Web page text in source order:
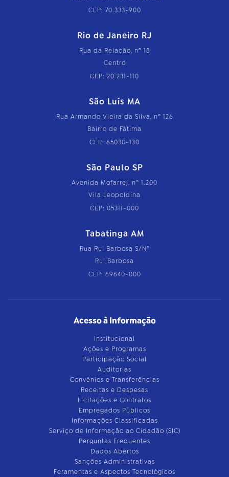
CEP: 70.333-900
Rio de Janeiro RJ
Rua da Relação, nº 18
Centro
CEP: 20.231-110
São Luís MA
Rua Armando Vieira da Silva, nº 126
Bairro de Fátima
CEP: 65030-130
São Paulo SP
Avenida Mofarrej, nº 1.200
Vila Leopoldina
CEP: 05311-000
Tabatinga AM
Rua Rui Barbosa S/Nº
Rui Barbosa
CEP: 69640-000
Acesso à Informação
Institucional
Ações e Programas
Participação Social
Auditorias
Convênios e Transferências
Receitas e Despesas
Licitações e Contratos
Empregados Públicos
Informações Classificadas
Serviço de Informação ao Cidadão (SIC)
Perguntas Frequentes
Dados Abertos
Sanções Administrativas
Feramentas e Aspectos Tecnológicos